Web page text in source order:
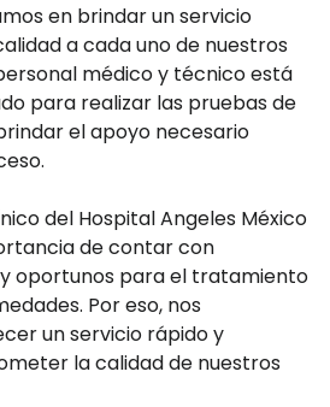
en brindar un servicio
a cada uno de nuestros
médico y técnico está
para realizar las pruebas de
el apoyo necesario
del Hospital Angeles México
de contar con
oportunos para el tratamiento
Por eso, nos
un servicio rápido y
la calidad de nuestros